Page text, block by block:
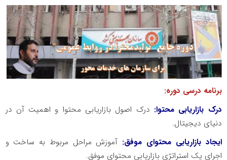
برنامه درسی دوره:
درک بازاریابی محتوا: درک اصول بازاریابی محتوا و اهمیت آن در
دنیای دیجیتال.
ایجاد بازاریابی محتوای موفق: آموزش مراحل مربوط به ساخت و
اجرای یک استراتژی بازاریابی محتوای موفق.